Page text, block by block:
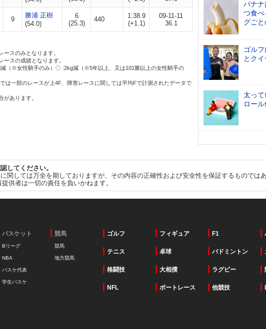
9
勝浦 正樹
(54.0)
6
(25.3)
440
1:38.9
(+1.1)
09-11-11
36.1
スのみとなります。
スの成績となります。
（※女性騎手のみ）
:2kg減（※5年以上、又は101勝以上の女性騎手の
は一部のレースが上4F、障害レースに関しては平均Fで計測されたデータで
あります。
バナ
つ食
グごと
ゴル
とク
太っ
ロー
してください。
関しては万全を期しておりますが、その内容の正確性および安全性を保証するものでは
供者は一切の責任を負いかねます。
バスケット
Bリーグ
NBA
バスケ代表
学生バスケ
競馬
競馬
地方競馬
ゴルフ フィギュア F1
テニス 卓球 バドミントン
格闘技 大相撲 ラグビー
NFL ボートレース 他競技